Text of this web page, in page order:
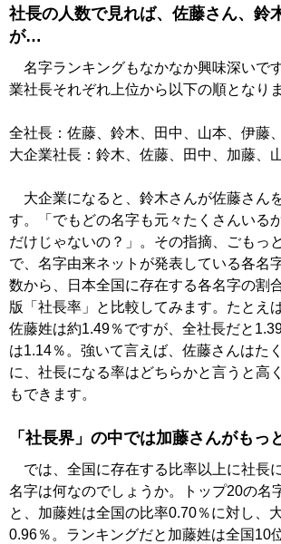
社長の人数で見れば、佐藤さん、鈴
が…
名字ランキングもなかなか興味深いで
業社長それぞれ上位から以下の順となりま
全社長：佐藤、鈴木、田中、山本、伊藤、
大企業社長：鈴木、佐藤、田中、加藤、
大企業になると、鈴木さんが佐藤さん
す。「でもどの名字も元々たくさんいる
だけじゃないの？」。その指摘、ごもっ
で、名字由来ネットが発表している各名
数から、日本全国に存在する各名字の割
版「社長率」と比較してみます。たとえ
佐藤姓は約1.49％ですが、全社長だと
は1.14％。強いて言えば、佐藤さんはた
に、社長になる率はどちらかと言うと高
もできます。
「社長界」の中では加藤さんがもっ
では、全国に存在する比率以上に社長
名字は何なのでしょうか。トップ20の名
と、加藤姓は全国の比率0.70％に対し、
0.96％。ランキングだと加藤姓は全国10